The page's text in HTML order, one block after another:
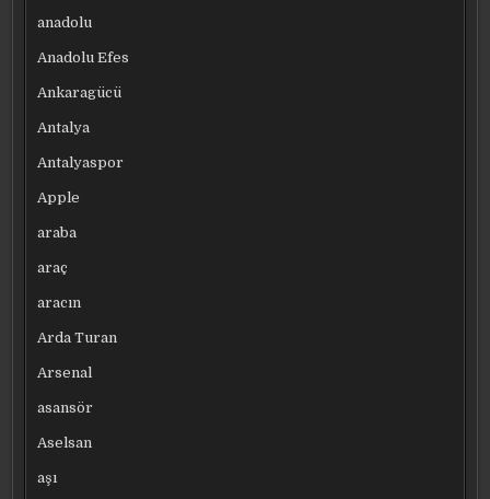
anadolu
Anadolu Efes
Ankaragücü
Antalya
Antalyaspor
Apple
araba
araç
aracın
Arda Turan
Arsenal
asansör
Aselsan
aşı